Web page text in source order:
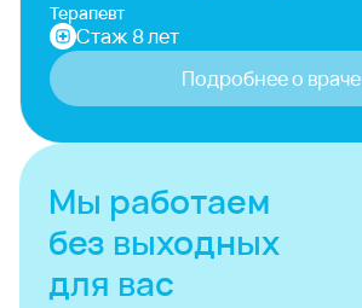
Терапевт
Стаж 8 лет
Подробнее о враче
Мы работаем
без выходных
для вас